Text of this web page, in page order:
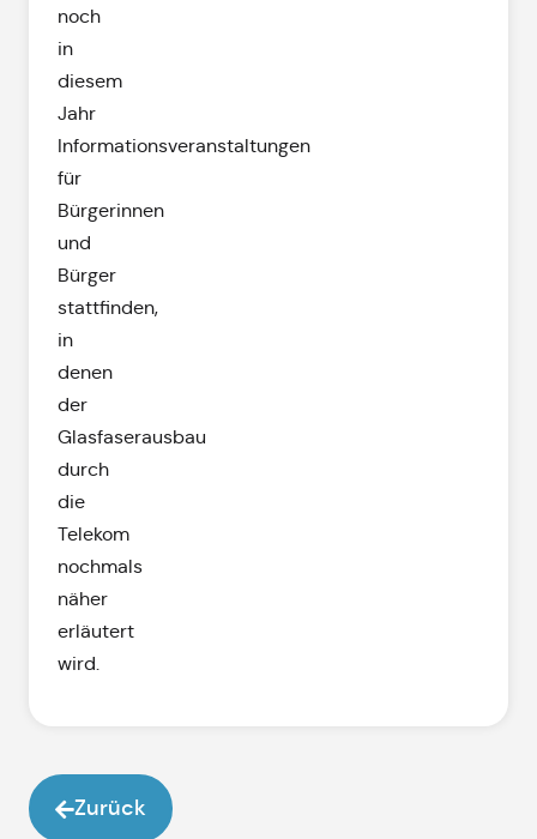
noch
in
diesem
Jahr
Informationsveranstaltungen
für
Bürgerinnen
und
Bürger
stattfinden,
in
denen
der
Glasfaserausbau
durch
die
Telekom
nochmals
näher
erläutert
wird.
Zurück